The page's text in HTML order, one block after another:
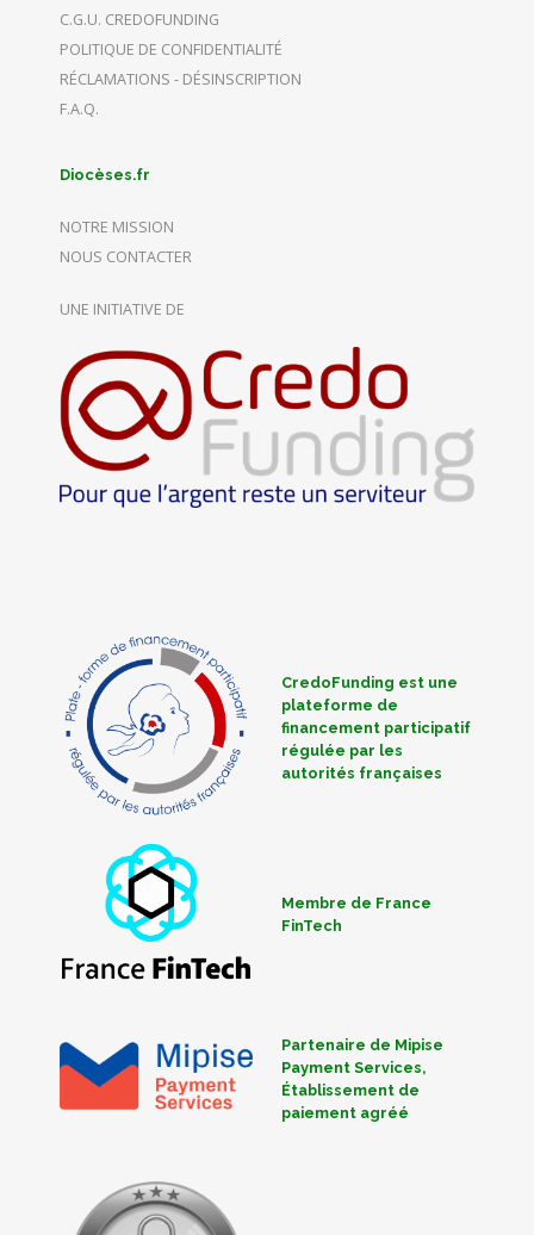
C.G.U. CREDOFUNDING
POLITIQUE DE CONFIDENTIALITÉ
RÉCLAMATIONS - DÉSINSCRIPTION
F.A.Q.
Diocèses.fr
NOTRE MISSION
NOUS CONTACTER
UNE INITIATIVE DE
CredoFunding est une
plateforme de
financement participatif
régulée par les
autorités françaises
Membre de France
FinTech
Partenaire de Mipise
Payment Services,
Établissement de
paiement agréé